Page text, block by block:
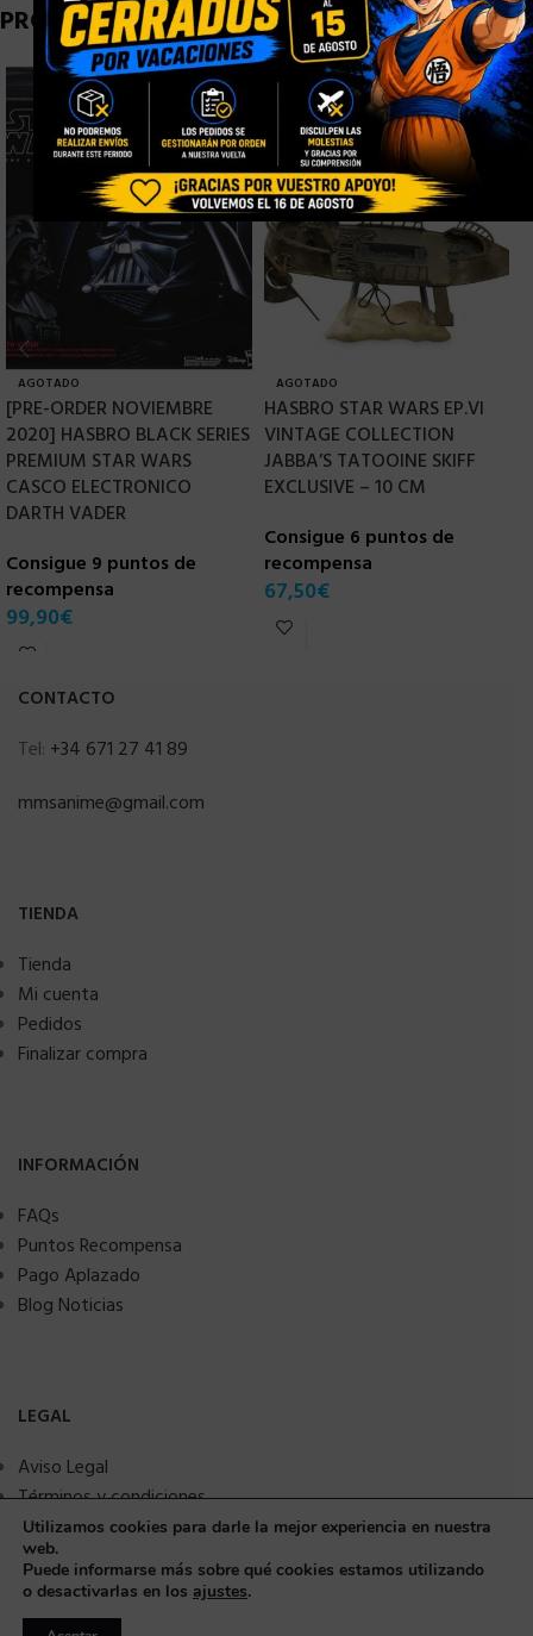
PRODUCTOS RELACIONADOS
AGOTADO
[PRE-ORDER NOVIEMBRE
2020] HASBRO BLACK SERIES
PREMIUM STAR WARS
CASCO ELECTRONICO
DARTH VADER
Consigue 9 puntos de
recompensa
99,90€
AGOTADO
HASBRO STAR WARS EP.VI
VINTAGE COLLECTION
JABBA’S TATOOINE SKIFF
EXCLUSIVE – 10 CM
Consigue 6 puntos de
recompensa
67,50€
CONTACTO
Tel: +34 671 27 41 89
mmsanime@gmail.com
TIENDA
Tienda
Mi cuenta
Pedidos
Finalizar compra
INFORMACIÓN
FAQs
Puntos Recompensa
Pago Aplazado
Blog Noticias
LEGAL
Aviso Legal
Términos y condiciones
Política de privacidad
Política de Cookies
Seguridad y protección a compradores
Utilizamos cookies para darle la mejor experiencia en nuestra
web.
Puede informarse más sobre qué cookies estamos utilizando
o desactivarlas en los ajustes.